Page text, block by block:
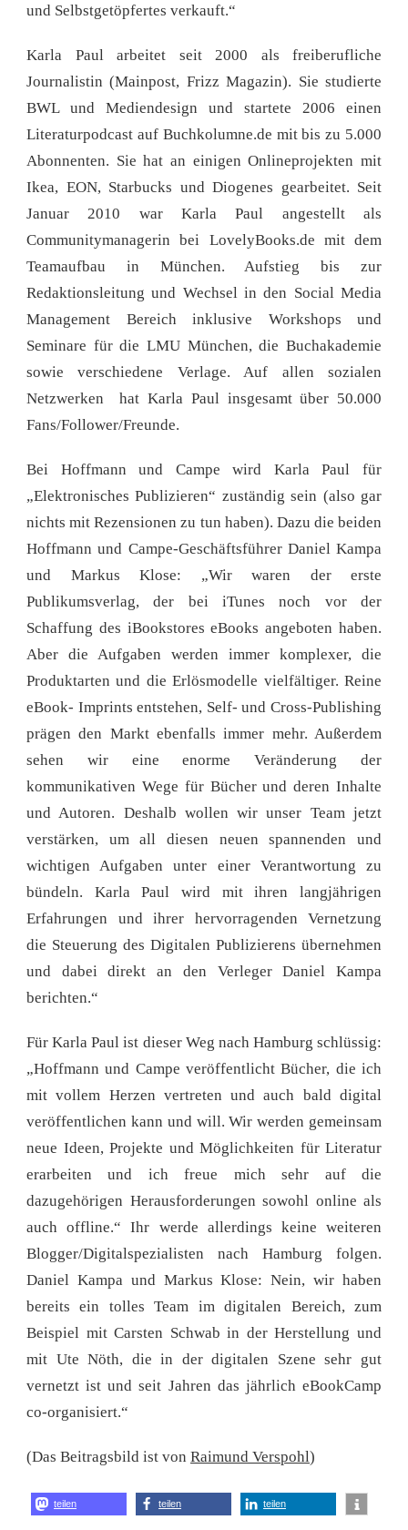
und Selbstgetöpfertes verkauft.“
Karla Paul arbeitet seit 2000 als freiberufliche
Journalistin (Mainpost, Frizz Magazin). Sie studierte
BWL und Mediendesign und startete 2006 einen
Literaturpodcast auf Buchkolumne.de mit bis zu 5.000
Abonnenten. Sie hat an einigen Onlineprojekten mit
Ikea, EON, Starbucks und Diogenes gearbeitet. Seit
Januar 2010 war Karla Paul angestellt als
Communitymanagerin bei LovelyBooks.de mit dem
Teamaufbau in München. Aufstieg bis zur
Redaktionsleitung und Wechsel in den Social Media
Management Bereich inklusive Workshops und
Seminare für die LMU München, die Buchakademie
sowie verschiedene Verlage. Auf allen sozialen
Netzwerken hat Karla Paul insgesamt über 50.000
Fans/Follower/Freunde.
Bei Hoffmann und Campe wird Karla Paul für
„Elektronisches Publizieren“ zuständig sein (also gar
nichts mit Rezensionen zu tun haben). Dazu die beiden
Hoffmann und Campe-Geschäftsführer Daniel Kampa
und Markus Klose: „Wir waren der erste
Publikumsverlag, der bei iTunes noch vor der
Schaffung des iBookstores eBooks angeboten haben.
Aber die Aufgaben werden immer komplexer, die
Produktarten und die Erlösmodelle vielfältiger. Reine
eBook- Imprints entstehen, Self- und Cross-Publishing
prägen den Markt ebenfalls immer mehr. Außerdem
sehen wir eine enorme Veränderung der
kommunikativen Wege für Bücher und deren Inhalte
und Autoren. Deshalb wollen wir unser Team jetzt
verstärken, um all diesen neuen spannenden und
wichtigen Aufgaben unter einer Verantwortung zu
bündeln. Karla Paul wird mit ihren langjährigen
Erfahrungen und ihrer hervorragenden Vernetzung
die Steuerung des Digitalen Publizierens übernehmen
und dabei direkt an den Verleger Daniel Kampa
berichten.“
Für Karla Paul ist dieser Weg nach Hamburg schlüssig:
„Hoffmann und Campe veröffentlicht Bücher, die ich
mit vollem Herzen vertreten und auch bald digital
veröffentlichen kann und will. Wir werden gemeinsam
neue Ideen, Projekte und Möglichkeiten für Literatur
erarbeiten und ich freue mich sehr auf die
dazugehörigen Herausforderungen sowohl online als
auch offline.“ Ihr werde allerdings keine weiteren
Blogger/Digitalspezialisten nach Hamburg folgen.
Daniel Kampa und Markus Klose: Nein, wir haben
bereits ein tolles Team im digitalen Bereich, zum
Beispiel mit Carsten Schwab in der Herstellung und
mit Ute Nöth, die in der digitalen Szene sehr gut
vernetzt ist und seit Jahren das jährlich eBookCamp
co-organisiert.“
(Das Beitragsbild ist von Raimund Verspohl)
teilen teilen teilen